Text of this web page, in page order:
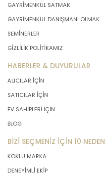
GAYRİMENKUL SATMAK
GAYRİMENKUL DANIŞMANI OLMAK
SEMİNERLER
GİZLİLİK POLİTİKAMIZ
HABERLER & DUYURULAR
ALICILAR İÇİN
SATICILAR İÇİN
EV SAHİPLERİ İÇİN
BLOG
BİZİ SEÇMENİZ İÇİN 10 NEDEN
KÖKLÜ MARKA
DENEYİMLİ EKİP